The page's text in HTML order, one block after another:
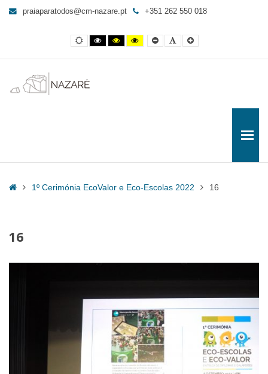
Todos
praiaparatodos@cm-nazare.pt +351 262 550 018
Contraste
normal
Contraste
preto
branco
Contraste
preto
amarelo
Yellow
and
contrast
Smaller
Font
Letra
por
Letra
maior
Home1º Cerimónia EcoValor e Eco-Escolas 2022 16
16